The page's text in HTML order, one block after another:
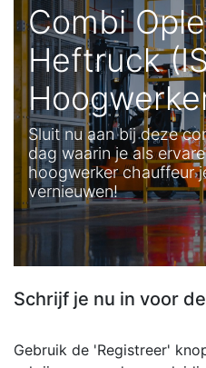
Combi
Heftruck
Sluit nu aan bij deze
dag waarin je als
hoogwerker chauffeur
vernieuwen!
Schrijf je nu in voor
Gebruik de 'Registreer'